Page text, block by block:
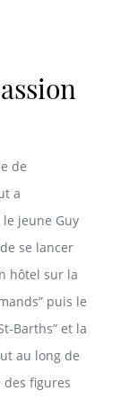
de
a
jeune Guy
se lancer
hôtel sur la
puis le
et la
au long de
des figures